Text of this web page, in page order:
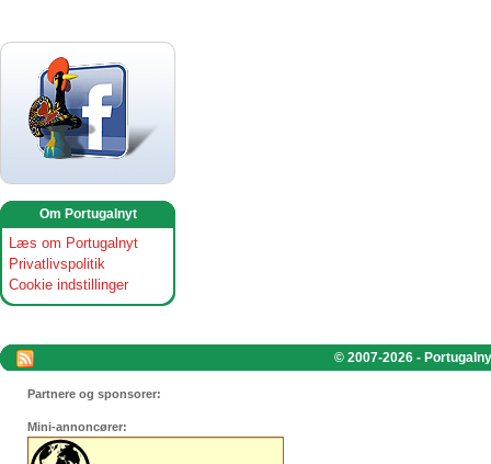
Om Portugalnyt
Læs om Portugalnyt
Privatlivspolitik
Cookie indstillinger
© 2007-2026 -
Partnere og sponsorer:
Mini-annoncører: